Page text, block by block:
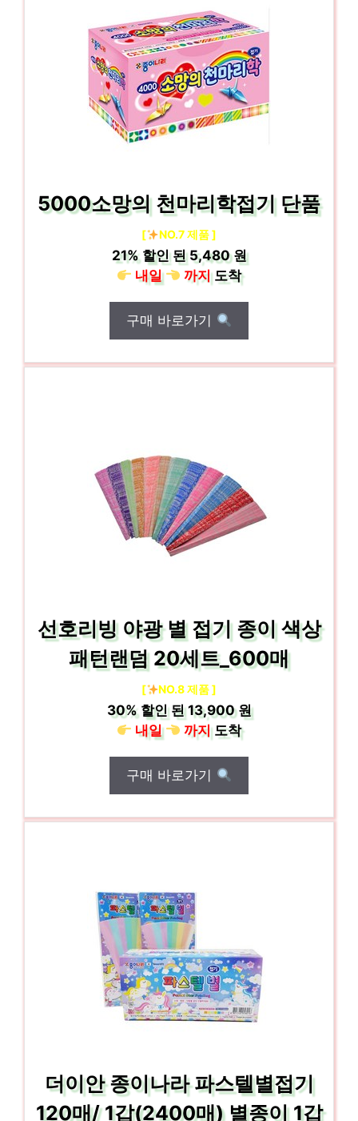
5000소망의 천마리학접기 단품
[ NO.7 제품 ]
21%할인 된5,480 원
내일
까지도착
구매 바로가기
선호리빙 야광 별 접기 종이 색상
패턴랜덤 20세트_600매
[ NO.8 제품 ]
30%할인 된13,900 원
내일
까지도착
구매 바로가기
더이안 종이나라 파스텔별접기
120매/ 1갑(2400매) 별종이 1갑